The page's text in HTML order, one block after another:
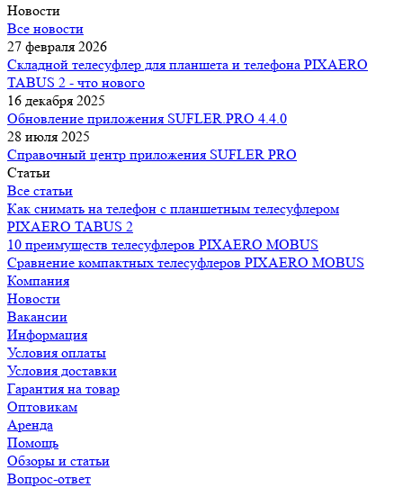
Новости
Все новости
27 февраля 2026
Складной телесуфлер для планшета и телефона PIXAERO
TABUS 2 - что нового
16 декабря 2025
Обновление приложения SUFLER.PRO 4.4.0
28 июля 2025
Справочный центр приложения SUFLER PRO
Статьи
Все статьи
Как снимать на телефон с планшетным телесуфлером
PIXAERO TABUS 2
10 преимуществ телесуфлеров PIXAERO MOBUS
Сравнение компактных телесуфлеров PIXAERO MOBUS
Компания
Новости
Вакансии
Информация
Условия оплаты
Условия доставки
Гарантия на товар
Оптовикам
Аренда
Помощь
Обзоры и статьи
Вопрос-ответ